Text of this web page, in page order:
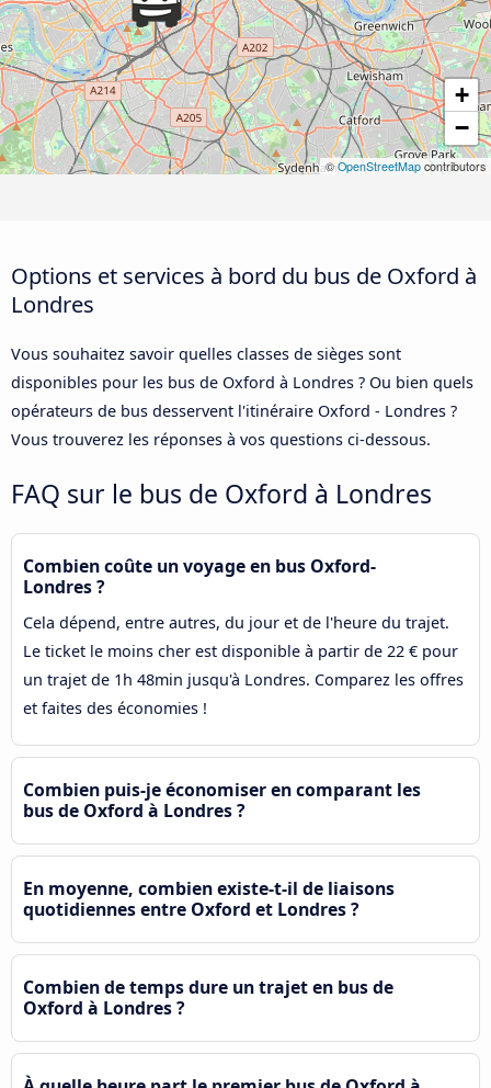
+
−
©OpenStreetMap contributors
Options et services à bord du bus de Oxford à
Londres
Vous souhaitez savoir quelles classes de sièges sont
disponibles pour les bus de Oxford à Londres ? Ou bien quels
opérateurs de bus desservent l'itinéraire Oxford - Londres ?
Vous trouverez les réponses à vos questions ci-dessous.
FAQ sur le bus de Oxford à Londres
Combien coûte un voyage en bus Oxford-
Londres ?
Cela dépend, entre autres, du jour et de l'heure du trajet.
Le ticket le moins cher est disponible à partir de 22 € pour
un trajet de 1h 48min jusqu'à Londres. Comparez les offres
et faites des économies !
Combien puis-je économiser en comparant les
bus de Oxford à Londres ?
En moyenne, combien existe-t-il de liaisons
quotidiennes entre Oxford et Londres ?
Combien de temps dure un trajet en bus de
Oxford à Londres ?